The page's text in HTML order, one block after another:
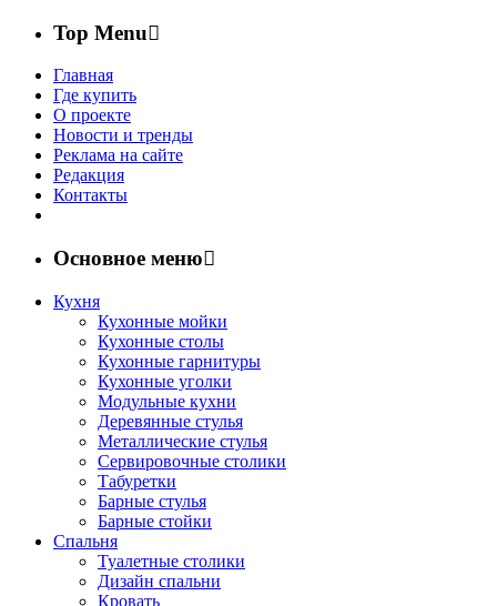
Top Menu
Главная
Где купить
О проекте
Новости и тренды
Реклама на сайте
Редакция
Контакты
Основное меню
Кухня
Кухонные мойки
Кухонные столы
Кухонные гарнитуры
Кухонные уголки
Модульные кухни
Деревянные стулья
Металлические стулья
Сервировочные столики
Табуретки
Барные стулья
Барные стойки
Спальня
Туалетные столики
Дизайн спальни
Кровать